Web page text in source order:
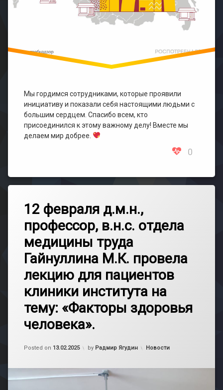
Мы гордимся сотрудниками, которые проявили
инициативу и показали себя настоящими людьми с
большим сердцем. Спасибо всем, кто
присоединился к этому важному делу! Вместе мы
делаем мир добрее.
0
12 февраля д.м.н.,
профессор, в.н.с. отдела
медицины труда
Гайнуллина М.К. провела
лекцию для пациентов
клиники института на
тему: «Факторы здоровья
человека».
Posted on 13.02.2025 by Радмир Ягудин Категории:
Новости